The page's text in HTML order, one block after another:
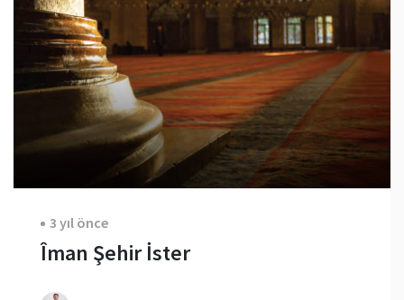
3 yıl önce
Îman Şehir İster